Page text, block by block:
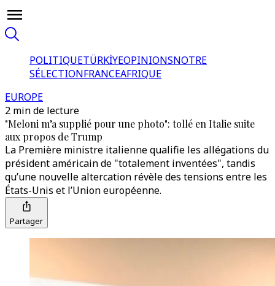
POLITIQUETÜRKİYEOPINIONSNOTRE
SÉLECTIONFRANCEAFRIQUE
EUROPE
2 min de lecture
"Meloni m’a supplié pour une photo": tollé en Italie suite
aux propos de Trump
La Première ministre italienne qualifie les allégations du
président américain de "totalement inventées", tandis
qu’une nouvelle altercation révèle des tensions entre les
États-Unis et l’Union européenne.
Partager